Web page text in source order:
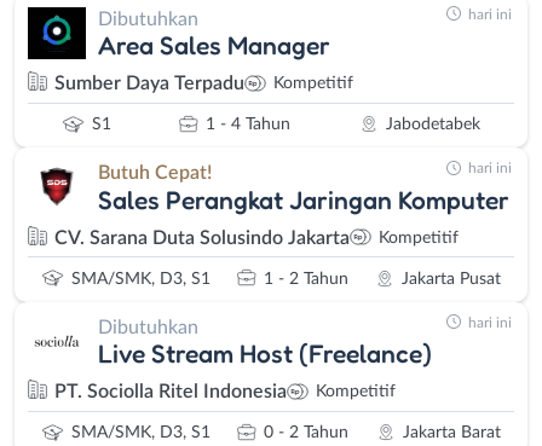
Dibutuhkan
Area Sales Manager
Sumber Daya Terpadu Kompetitif
S1 1 - 4 Tahun Jabodetabek
hari ini
Butuh Cepat!
Sales Perangkat Jaringan Komputer
CV. Sarana Duta Solusindo Jakarta Kompetitif
SMA/SMK, D3, S1 1 - 2 Tahun Jakarta Pusat
hari ini
Dibutuhkan
Live Stream Host (Freelance)
PT. Sociolla Ritel Indonesia Kompetitif
SMA/SMK, D3, S1 0 - 2 Tahun Jakarta Barat
hari ini